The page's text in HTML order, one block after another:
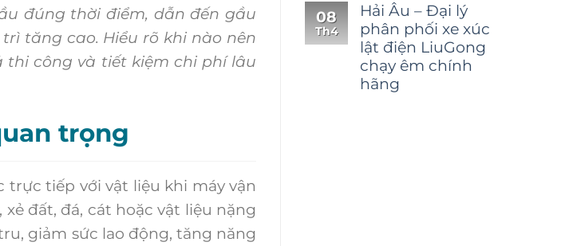
đúng thời điểm, dẫn đến gầu
tăng cao. Hiểu rõ khi nào nên
thi công và tiết kiệm chi phí lâu
trọng
tiếp với vật liệu khi máy vận
đất, đá, cát hoặc vật liệu nặng
giảm sức lao động, tăng năng
08
Th4
Hải Âu – Đại lý
phân phối xe xúc
lật điện LiuGong
chạy êm chính
hãng